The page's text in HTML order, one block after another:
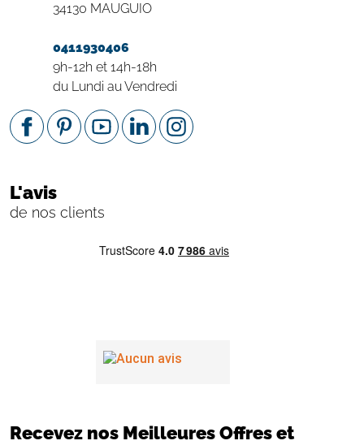
34130 MAUGUIO
0411930406
9h-12h et 14h-18h
du Lundi au Vendredi
L'avis
de nos clients
Recevez nos Meilleures Offres et